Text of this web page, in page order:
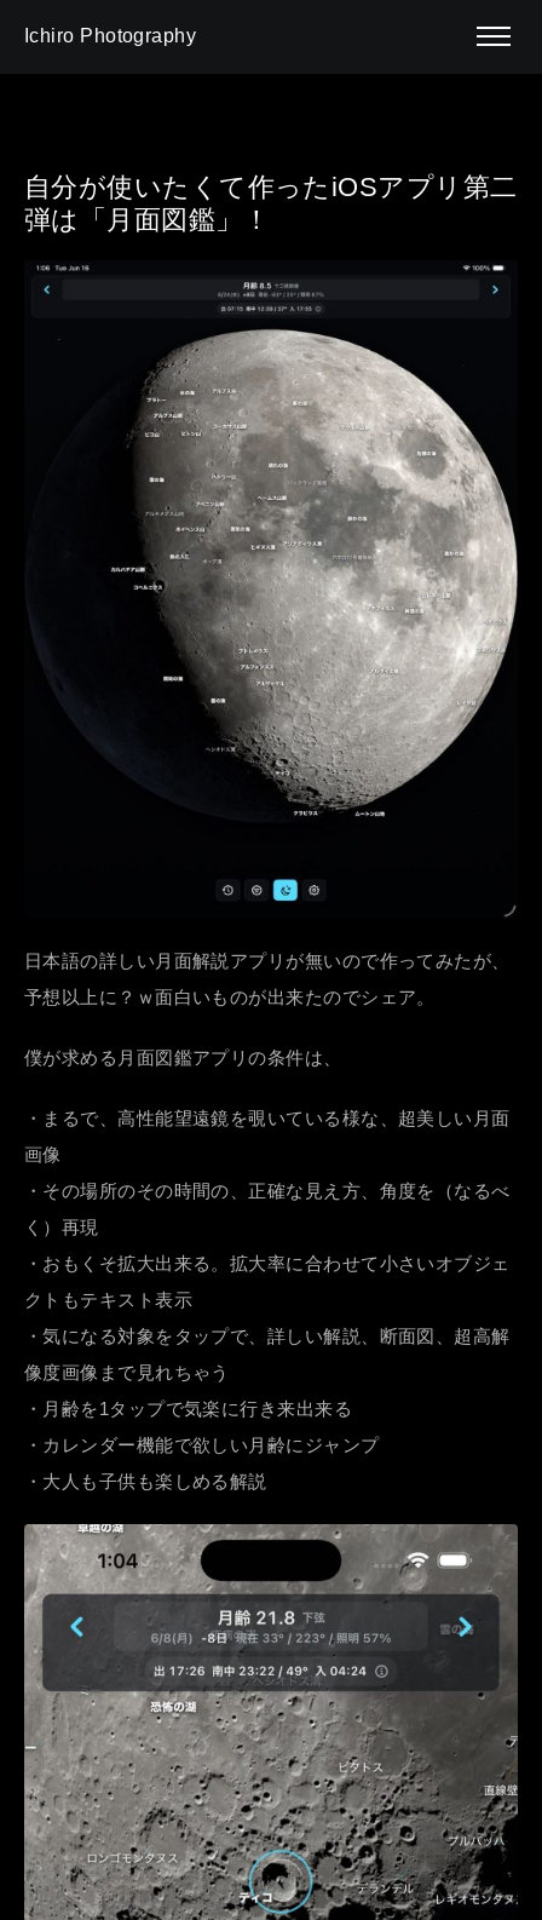
Ichiro Photography
自分が使いたくて作ったiOSアプリ第二
弾は「月面図鑑」！
日本語の詳しい月面解説アプリが無いので作ってみたが、
予想以上に？ｗ面白いものが出来たのでシェア。
僕が求める月面図鑑アプリの条件は、
・まるで、高性能望遠鏡を覗いている様な、超美しい月面
画像
・その場所のその時間の、正確な見え方、角度を（なるべ
く）再現
・おもくそ拡大出来る。拡大率に合わせて小さいオブジェ
クトもテキスト表示
・気になる対象をタップで、詳しい解説、断面図、超高解
像度画像まで見れちゃう
・月齢を1タップで気楽に行き来出来る
・カレンダー機能で欲しい月齢にジャンプ
・大人も子供も楽しめる解説